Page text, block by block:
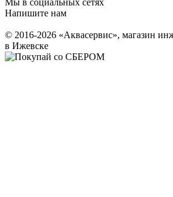
Мы в социальных сетях
Напишите нам
© 2016-2026 «Аквасервис», магазин
в Ижевске